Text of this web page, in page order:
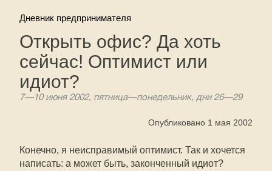
Дневник предпринимателя
Открыть офис? Да хоть
сейчас! Оптимист или
идиот?
7—10 июня 2002, пятница—понедельник, дни 26—29
Опубликовано 1 мая 2002
Конечно, я неисправимый оптимист. Так и хочется
написать: а может быть, законченный идиот?